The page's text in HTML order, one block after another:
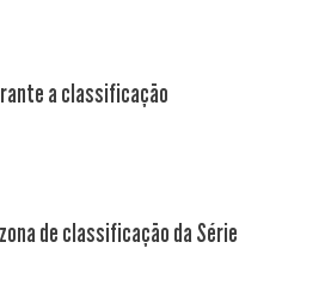
a classificação
de classificação da Série